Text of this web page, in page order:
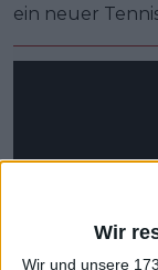
Wir
Wir und unsere
ein neuer